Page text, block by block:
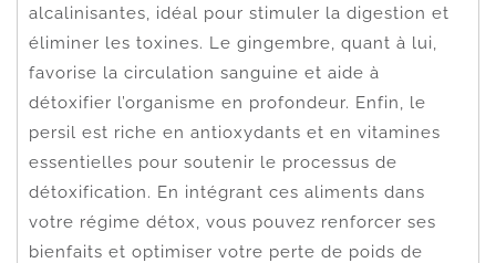
alcalinisantes, idéal pour stimuler la digestion et
éliminer les toxines. Le gingembre, quant à lui,
favorise la circulation sanguine et aide à
détoxifier l’organisme en profondeur. Enfin, le
persil est riche en antioxydants et en vitamines
essentielles pour soutenir le processus de
détoxification. En intégrant ces aliments dans
votre régime détox, vous pouvez renforcer ses
bienfaits et optimiser votre perte de poids de